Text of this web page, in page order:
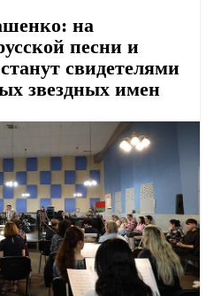
на
песни и
свидетелями
звездных имен